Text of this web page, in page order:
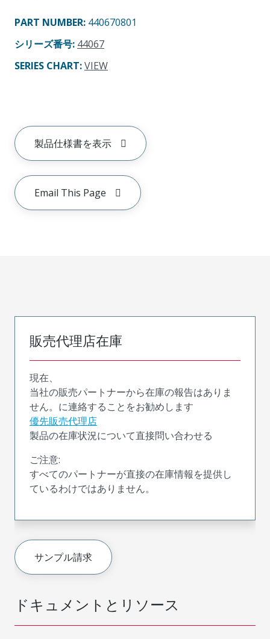
PART NUMBER: 440670801
シリーズ番号: 44067
SERIES CHART:VIEW
製品仕様書を表示
Email This Page
ドキュメントとリソース
販売代理店在庫
現在、
当社の販売パートナーから在庫の報告はありま
せん。に連絡することをお勧めします
優先販売代理店
製品の在庫状況について直接問い合わせる
ご注意:
すべてのパートナーが直接の在庫情報を提供し
ているわけではありません。
サンプル請求